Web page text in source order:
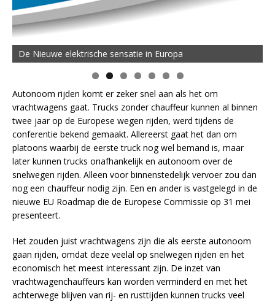
De Nieuwe elektrische sensatie in Europa
Autonoom rijden komt er zeker snel aan als het om
vrachtwagens gaat. Trucks zonder chauffeur kunnen al binnen
twee jaar op de Europese wegen rijden, werd tijdens de
conferentie bekend gemaakt. Allereerst gaat het dan om
platoons waarbij de eerste truck nog wel bemand is, maar
later kunnen trucks onafhankelijk en autonoom over de
snelwegen rijden. Alleen voor binnenstedelijk vervoer zou dan
nog een chauffeur nodig zijn. Een en ander is vastgelegd in de
nieuwe EU Roadmap die de Europese Commissie op 31 mei
presenteert.
Het zouden juist vrachtwagens zijn die als eerste autonoom
gaan rijden, omdat deze veelal op snelwegen rijden en het
economisch het meest interessant zijn. De inzet van
vrachtwagenchauffeurs kan worden verminderd en met het
achterwege blijven van rij- en rusttijden kunnen trucks veel